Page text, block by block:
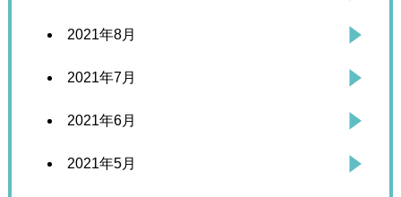
2021年8月
2021年7月
2021年6月
2021年5月